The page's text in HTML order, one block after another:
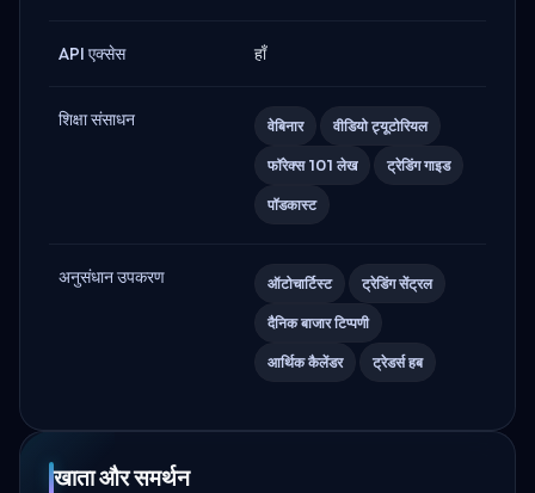
API एक्सेस हाँ
शिक्षा संसाधन वेबिनार वीडियो ट्यूटोरियल
फॉरेक्स 101 लेख ट्रेडिंग गाइड
पॉडकास्ट
अनुसंधान उपकरण ऑटोचार्टिस्ट ट्रेडिंग सेंट्रल
दैनिक बाजार टिप्पणी
आर्थिक कैलेंडर ट्रेडर्स हब
खाता और समर्थन